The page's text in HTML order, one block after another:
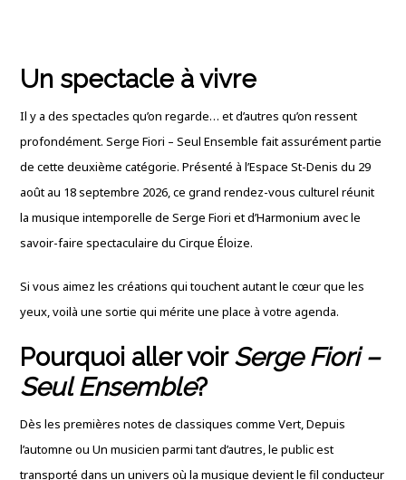
Un spectacle à vivre
Il y a des spectacles qu’on regarde… et d’autres qu’on ressent
profondément. Serge Fiori – Seul Ensemble fait assurément partie
de cette deuxième catégorie. Présenté à l’Espace St-Denis du 29
août au 18 septembre 2026, ce grand rendez-vous culturel réunit
la musique intemporelle de Serge Fiori et d’Harmonium avec le
savoir-faire spectaculaire du Cirque Éloize.
Si vous aimez les créations qui touchent autant le cœur que les
yeux, voilà une sortie qui mérite une place à votre agenda.
Pourquoi aller voirSerge Fiori –
Seul Ensemble?
Dès les premières notes de classiques comme Vert, Depuis
l’automne ou Un musicien parmi tant d’autres, le public est
transporté dans un univers où la musique devient le fil conducteur